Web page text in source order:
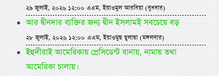
২৯ জুলাই, ২০২৬ ১২:০০ এএম, ইয়াওমুল আরবিয়া (বুধবার)
আর দ্বীনদার ব্যক্তির জন্য দ্বীন ইসলামই সবচেয়ে বড়
২৮ জুলাই, ২০২৬ ১২:০০ এএম, ইয়াওমুছ ছুলাছা (মঙ্গলবার)
ইহুদীরাই আমেরিকায় প্রেসিডেন্ট বানায়, নামায় তথা
আমেরিকা চালায়।